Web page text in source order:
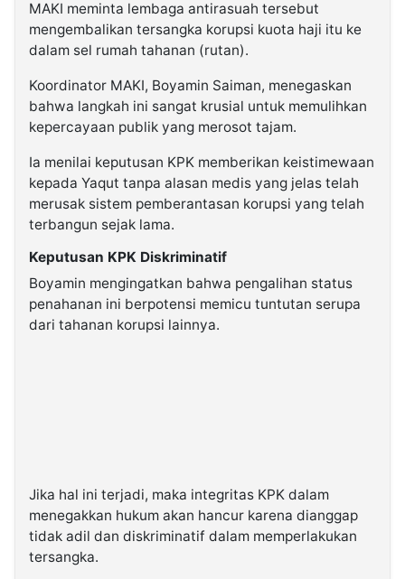
MAKI meminta lembaga antirasuah tersebut
mengembalikan tersangka korupsi kuota haji itu ke
dalam sel rumah tahanan (rutan).
Koordinator MAKI, Boyamin Saiman, menegaskan
bahwa langkah ini sangat krusial untuk memulihkan
kepercayaan publik yang merosot tajam.
Ia menilai keputusan KPK memberikan keistimewaan
kepada Yaqut tanpa alasan medis yang jelas telah
merusak sistem pemberantasan korupsi yang telah
terbangun sejak lama.
Keputusan KPK Diskriminatif
Boyamin mengingatkan bahwa pengalihan status
penahanan ini berpotensi memicu tuntutan serupa
dari tahanan korupsi lainnya.
Jika hal ini terjadi, maka integritas KPK dalam
menegakkan hukum akan hancur karena dianggap
tidak adil dan diskriminatif dalam memperlakukan
tersangka.